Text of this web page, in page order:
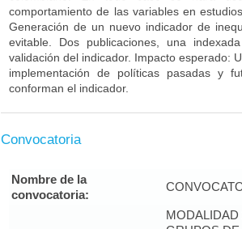
comportamiento de las variables en
Generación de un nuevo indicador de
evitable. Dos publicaciones, una
validación del indicador. Impacto esperado:
implementación de políticas pasadas y
conforman el indicador.
Convocatoria
Nombre de la
convocatoria:
MODALIDAD